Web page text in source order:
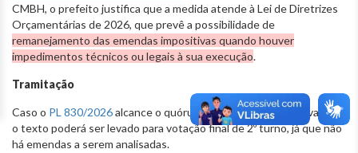
CMBH, o prefeito justifica que a medida atende à Lei de Diretrizes
Orçamentárias de 2026, que prevê a possibilidade de
remanejamento das emendas impositivas quando houver
impedimentos técnicos ou legais à sua execução.
Tramitação
Caso o PL 830/2026alcance o quórum necessário para aprovação,
o texto poderá ser levado para votação final de 2º turno, já que não
há emendas a serem analisadas.